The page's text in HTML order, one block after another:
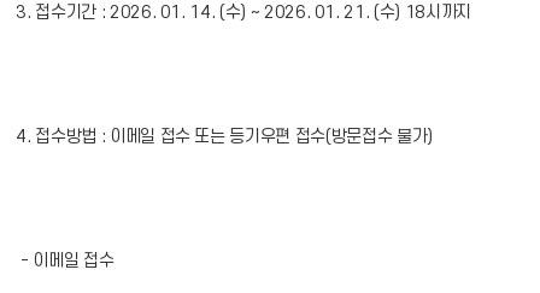
3. 접수기간 : 2026. 01. 14. (수) ~ 2026. 01. 21. (수) 18시까지
4. 접수방법 : 이메일 접수 또는 등기우편 접수(방문접수 불가)
- 이메일 접수